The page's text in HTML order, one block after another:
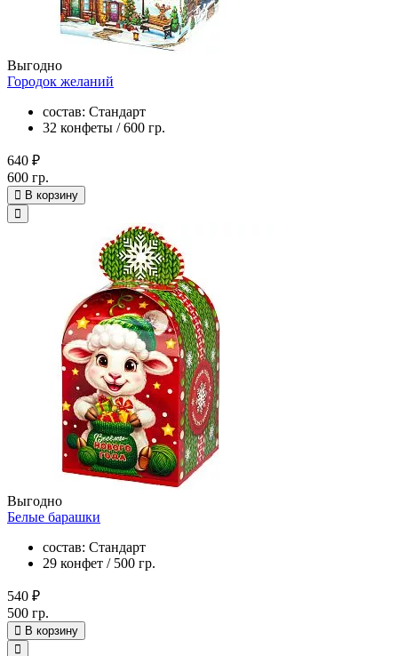
Выгодно
Городок желаний
состав: Стандарт
32 конфеты / 600 гр.
640 ₽
600 гр.
В корзину
Выгодно
Белые барашки
состав: Стандарт
29 конфет / 500 гр.
540 ₽
500 гр.
В корзину